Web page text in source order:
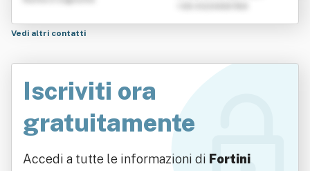
Vedi altri contatti
Iscriviti ora
gratuitamente
Accedi a tutte le informazioni di Fortini